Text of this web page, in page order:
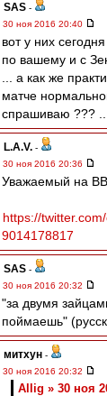
SAS -
30 ноя 2016 20:40
вот у них
по вашему и с
... а как же
матче
спрашиваю ???
L.А.V. -
30 ноя 2016 20:36
Уважаемый на ВВ
https://
9014178817
SAS -
30 ноя 2016 20:32
"за двумя
поймаешь"
митхун -
30 ноя 2016 20:32
Allig » 30 ноя